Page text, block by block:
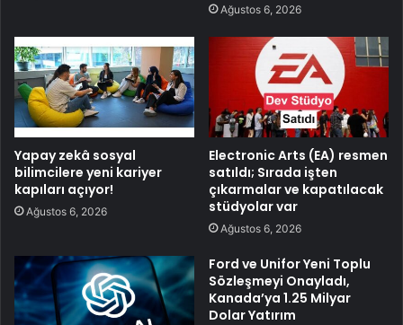
Ağustos 6, 2026
Yapay zekâ sosyal
bilimcilere yeni kariyer
kapıları açıyor!
Ağustos 6, 2026
Electronic Arts (EA) resmen
satıldı; Sırada işten
çıkarmalar ve kapatılacak
stüdyolar var
Ağustos 6, 2026
Ford ve Unifor Yeni Toplu
Sözleşmeyi Onayladı,
Kanada’ya 1.25 Milyar
Dolar Yatırım